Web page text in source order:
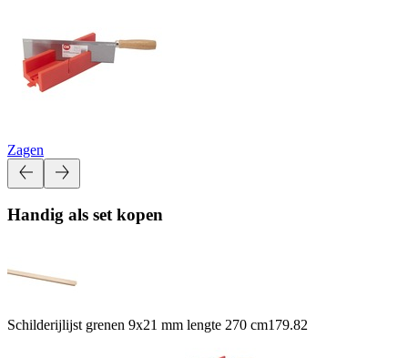
Zagen
Handig als set kopen
Schilderijlijst grenen 9x21 mm lengte 270 cm179.82